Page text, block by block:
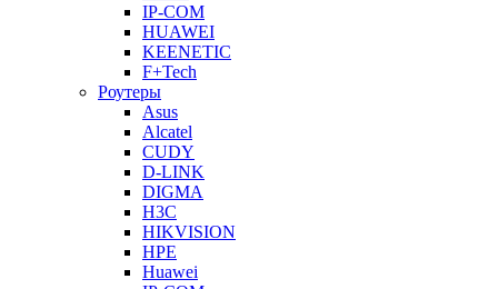
IP-COM
HUAWEI
KEENETIC
F+Tech
Роутеры
Asus
Alcatel
CUDY
D-LINK
DIGMA
H3C
HIKVISION
HPE
Huawei